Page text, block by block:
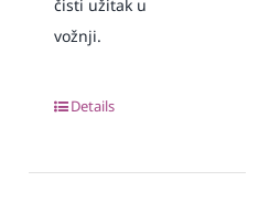
čisti užitak u
vožnji.
Details